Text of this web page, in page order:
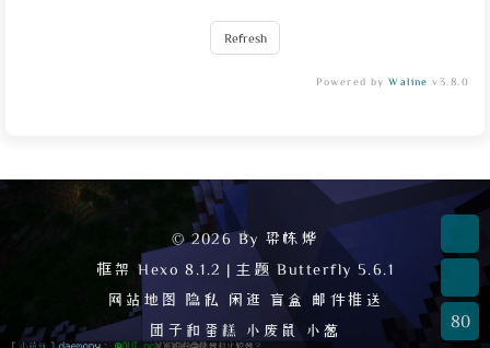
Refresh
Powered byWaline v3.8.0
© 2026 By 梁栋烨
框架Hexo 8.1.2 | 主题Butterfly 5.6.1
网站地图
隐私 闲逛 盲盒
邮件推送
团子和蛋糕
小废鼠 小葱
80